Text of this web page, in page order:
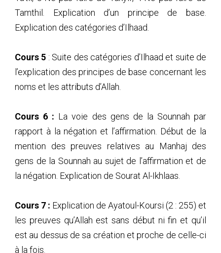
Hayiti_2007_03_18
30 (30) Al-'Aqidah Al-Waasitiyyah - Sulaiman Al-
Hayiti_2007_04_01
32 (32) Al-'Aqidah Al-Waasitiyyah - Sulaiman Al-
Hayiti_2007_04_09
33 (33) Al-'Aqidah Al-Waasitiyyah - Sulaiman Al-
34
(34) Al-'Aqidah Al-Waasitiyyah - Sulaiman Al-
35 (35) Al-'Aqidah Al-Waasitiyyah - Sulaiman Al-
Hayiti_2007_04_29
36 (36) Al-'Aqidah Al-Waasitiyyah - Sulaiman Al-
37
(37) Al-'Aqidah Al-Waasitiyyah - Sulaiman Al-
38
(38) Al-'Aqidah Al-Waasitiyyah - Sulaiman Al-
Hayiti_2007_05_13
Tamthil. Explication d’un principe de base.
Explication des catégories d’Ilhaad.
Cours 5 : Suite des catégories d’Ilhaad et suite de
l’explication des principes de base concernant les
noms et les attributs d’Allah.
Cours 6 : La voie des gens de la Sounnah par
rapport à la négation et l’affirmation. Début de la
mention des preuves relatives au Manhaj des
gens de la Sounnah au sujet de l’affirmation et de
la négation. Explication de Sourat Al-Ikhlaas.
Cours 7 : Explication de Ayatoul-Koursi (2 : 255) et
les preuves qu’Allah est sans début ni fin et qu’il
est au dessus de sa création et proche de celle-ci
à la fois.